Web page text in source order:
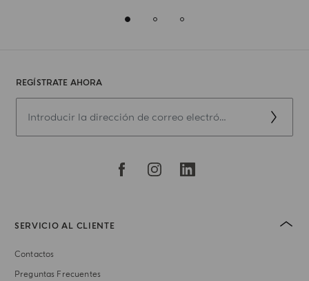
REGÍSTRATE AHORA
SERVICIO AL CLIENTE
Contactos
Preguntas Frecuentes